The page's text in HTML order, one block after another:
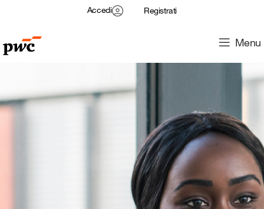
Accedi Registrati
Menu